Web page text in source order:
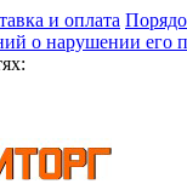
и оплата
о нарушении его